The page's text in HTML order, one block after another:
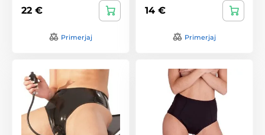
22 €
Primerjaj
14 €
Primerjaj